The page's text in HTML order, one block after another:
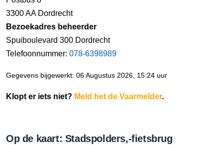
3300 AA Dordrecht
Bezoekadres beheerder
Spuiboulevard 300 Dordrecht
Telefoonnummer: 078-6398989
Gegevens bijgewerkt: 06 Augustus 2026, 15:24 uur
Klopt er iets niet? Meld het de Vaarmelder.
Op de kaart: Stadspolders,-fietsbrug